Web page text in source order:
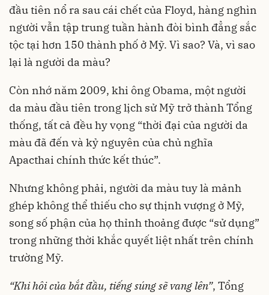
đầu tiên nổ ra sau cái chết của Floyd, hàng nghìn
người vẫn tập trung tuần hành đòi bình đẳng sắc
tộc tại hơn 150 thành phố ở Mỹ. Vì sao? Và, vì sao
lại là người da màu?
Còn nhớ năm 2009, khi ông Obama, một người
da màu đầu tiên trong lịch sử Mỹ trở thành Tổng
thống, tất cả đều hy vọng “thời đại của người da
màu đã đến và kỷ nguyên của chủ nghĩa
Apacthai chính thức kết thúc”.
Nhưng không phải, người da màu tuy là mảnh
ghép không thể thiếu cho sự thịnh vượng ở Mỹ,
song số phận của họ thỉnh thoảng được “sử dụng”
trong những thời khắc quyết liệt nhất trên chính
trường Mỹ.
“Khi hôi của bắt đầu, tiếng súng sẽ vang lên”, Tổng